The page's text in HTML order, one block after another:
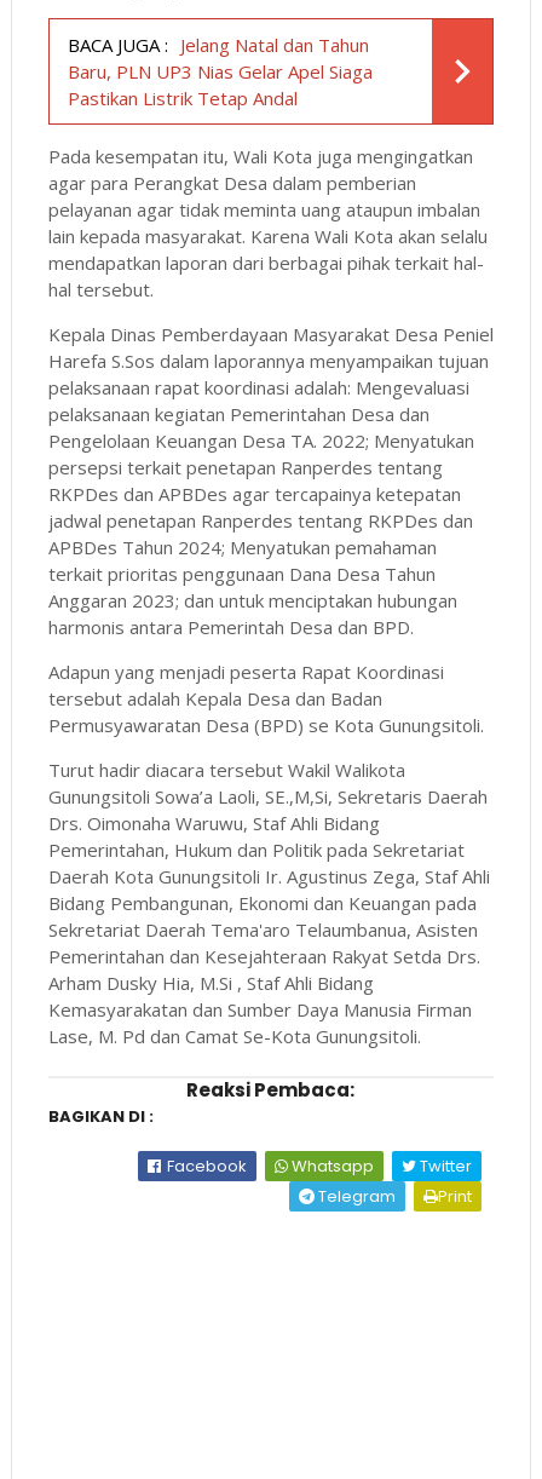
BACA JUGA : Jelang Natal dan Tahun
Baru, PLN UP3 Nias Gelar Apel Siaga
Pastikan Listrik Tetap Andal
Pada kesempatan itu, Wali Kota juga mengingatkan
agar para Perangkat Desa dalam pemberian
pelayanan agar tidak meminta uang ataupun imbalan
lain kepada masyarakat. Karena Wali Kota akan selalu
mendapatkan laporan dari berbagai pihak terkait hal-
hal tersebut.
Kepala Dinas Pemberdayaan Masyarakat Desa Peniel
Harefa S.Sos dalam laporannya menyampaikan tujuan
pelaksanaan rapat koordinasi adalah: Mengevaluasi
pelaksanaan kegiatan Pemerintahan Desa dan
Pengelolaan Keuangan Desa TA. 2022; Menyatukan
persepsi terkait penetapan Ranperdes tentang
RKPDes dan APBDes agar tercapainya ketepatan
jadwal penetapan Ranperdes tentang RKPDes dan
APBDes Tahun 2024; Menyatukan pemahaman
terkait prioritas penggunaan Dana Desa Tahun
Anggaran 2023; dan untuk menciptakan hubungan
harmonis antara Pemerintah Desa dan BPD.
Adapun yang menjadi peserta Rapat Koordinasi
tersebut adalah Kepala Desa dan Badan
Permusyawaratan Desa (BPD) se Kota Gunungsitoli.
Turut hadir diacara tersebut Wakil Walikota
Gunungsitoli Sowa’a Laoli, SE.,M,Si, Sekretaris Daerah
Drs. Oimonaha Waruwu, Staf Ahli Bidang
Pemerintahan, Hukum dan Politik pada Sekretariat
Daerah Kota Gunungsitoli Ir. Agustinus Zega, Staf Ahli
Bidang Pembangunan, Ekonomi dan Keuangan pada
Sekretariat Daerah Tema'aro Telaumbanua, Asisten
Pemerintahan dan Kesejahteraan Rakyat Setda Drs.
Arham Dusky Hia, M.Si , Staf Ahli Bidang
Kemasyarakatan dan Sumber Daya Manusia Firman
Lase, M. Pd dan Camat Se-Kota Gunungsitoli.
Reaksi Pembaca:
BAGIKAN DI :
Facebook Whatsapp
Twitter
Telegram
Print